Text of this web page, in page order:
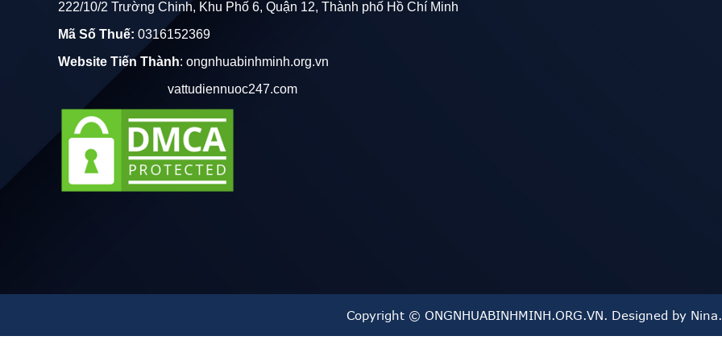
Kháng hóa chất:Không bị ảnh hưởng bởi axit, kiềm và các chất hóa học khác.
Khả năng chống tia UV:Giúp ống không bị lão hóa khi sử dụng ngoài trời.
2. Khả năng chống thấm nước tuyệt đối
Do được sản xuất từ nhựa HDPE, ống có độ kín nước tuyệt đối, ngăn ngừa rò rỉ và xâm nhập của nước ngầm.
222/10/2 Trường Chinh, Khu Phố 6, Quận 12, Thành phố Hồ Chí Minh
Mã Số Thuế: 0316152369
Website Tiến Thành: ongnhuabinhminh.org.vn
vattudiennuoc247.com
Copyright © ONGNHUABINHMINH.ORG.VN. Designed by